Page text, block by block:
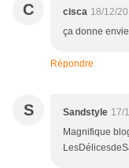
C cisca 18/12/
ça donne
Répondre
S Sandstyle 17/
Magnifique